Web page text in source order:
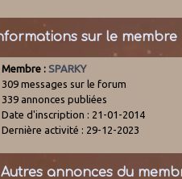
sur le membre
Membre :SPARKY
309 messages sur le forum
339 annonces publiées
Date d'inscription : 21-01-2014
Dernière activité : 29-12-2023
Autres annonces du